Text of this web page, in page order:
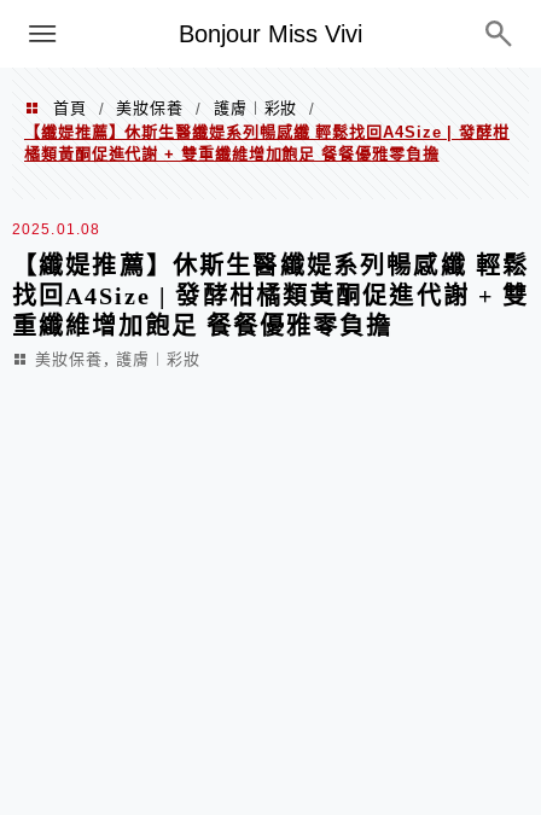
Bonjour Miss Vivi
選單
首頁 / 美妝保養 / 護膚︱彩妝
/
【纖媞推薦】休斯生醫纖媞系列暢感纖 輕鬆找回A4Size | 發酵柑
橘類黃酮促進代謝 + 雙重纖維增加飽足 餐餐優雅零負擔
2025.01.08
【纖媞推薦】休斯生醫纖媞系列暢感纖 輕鬆
找回A4Size | 發酵柑橘類黃酮促進代謝 + 雙
重纖維增加飽足 餐餐優雅零負擔
美妝保養 , 護膚︱彩妝